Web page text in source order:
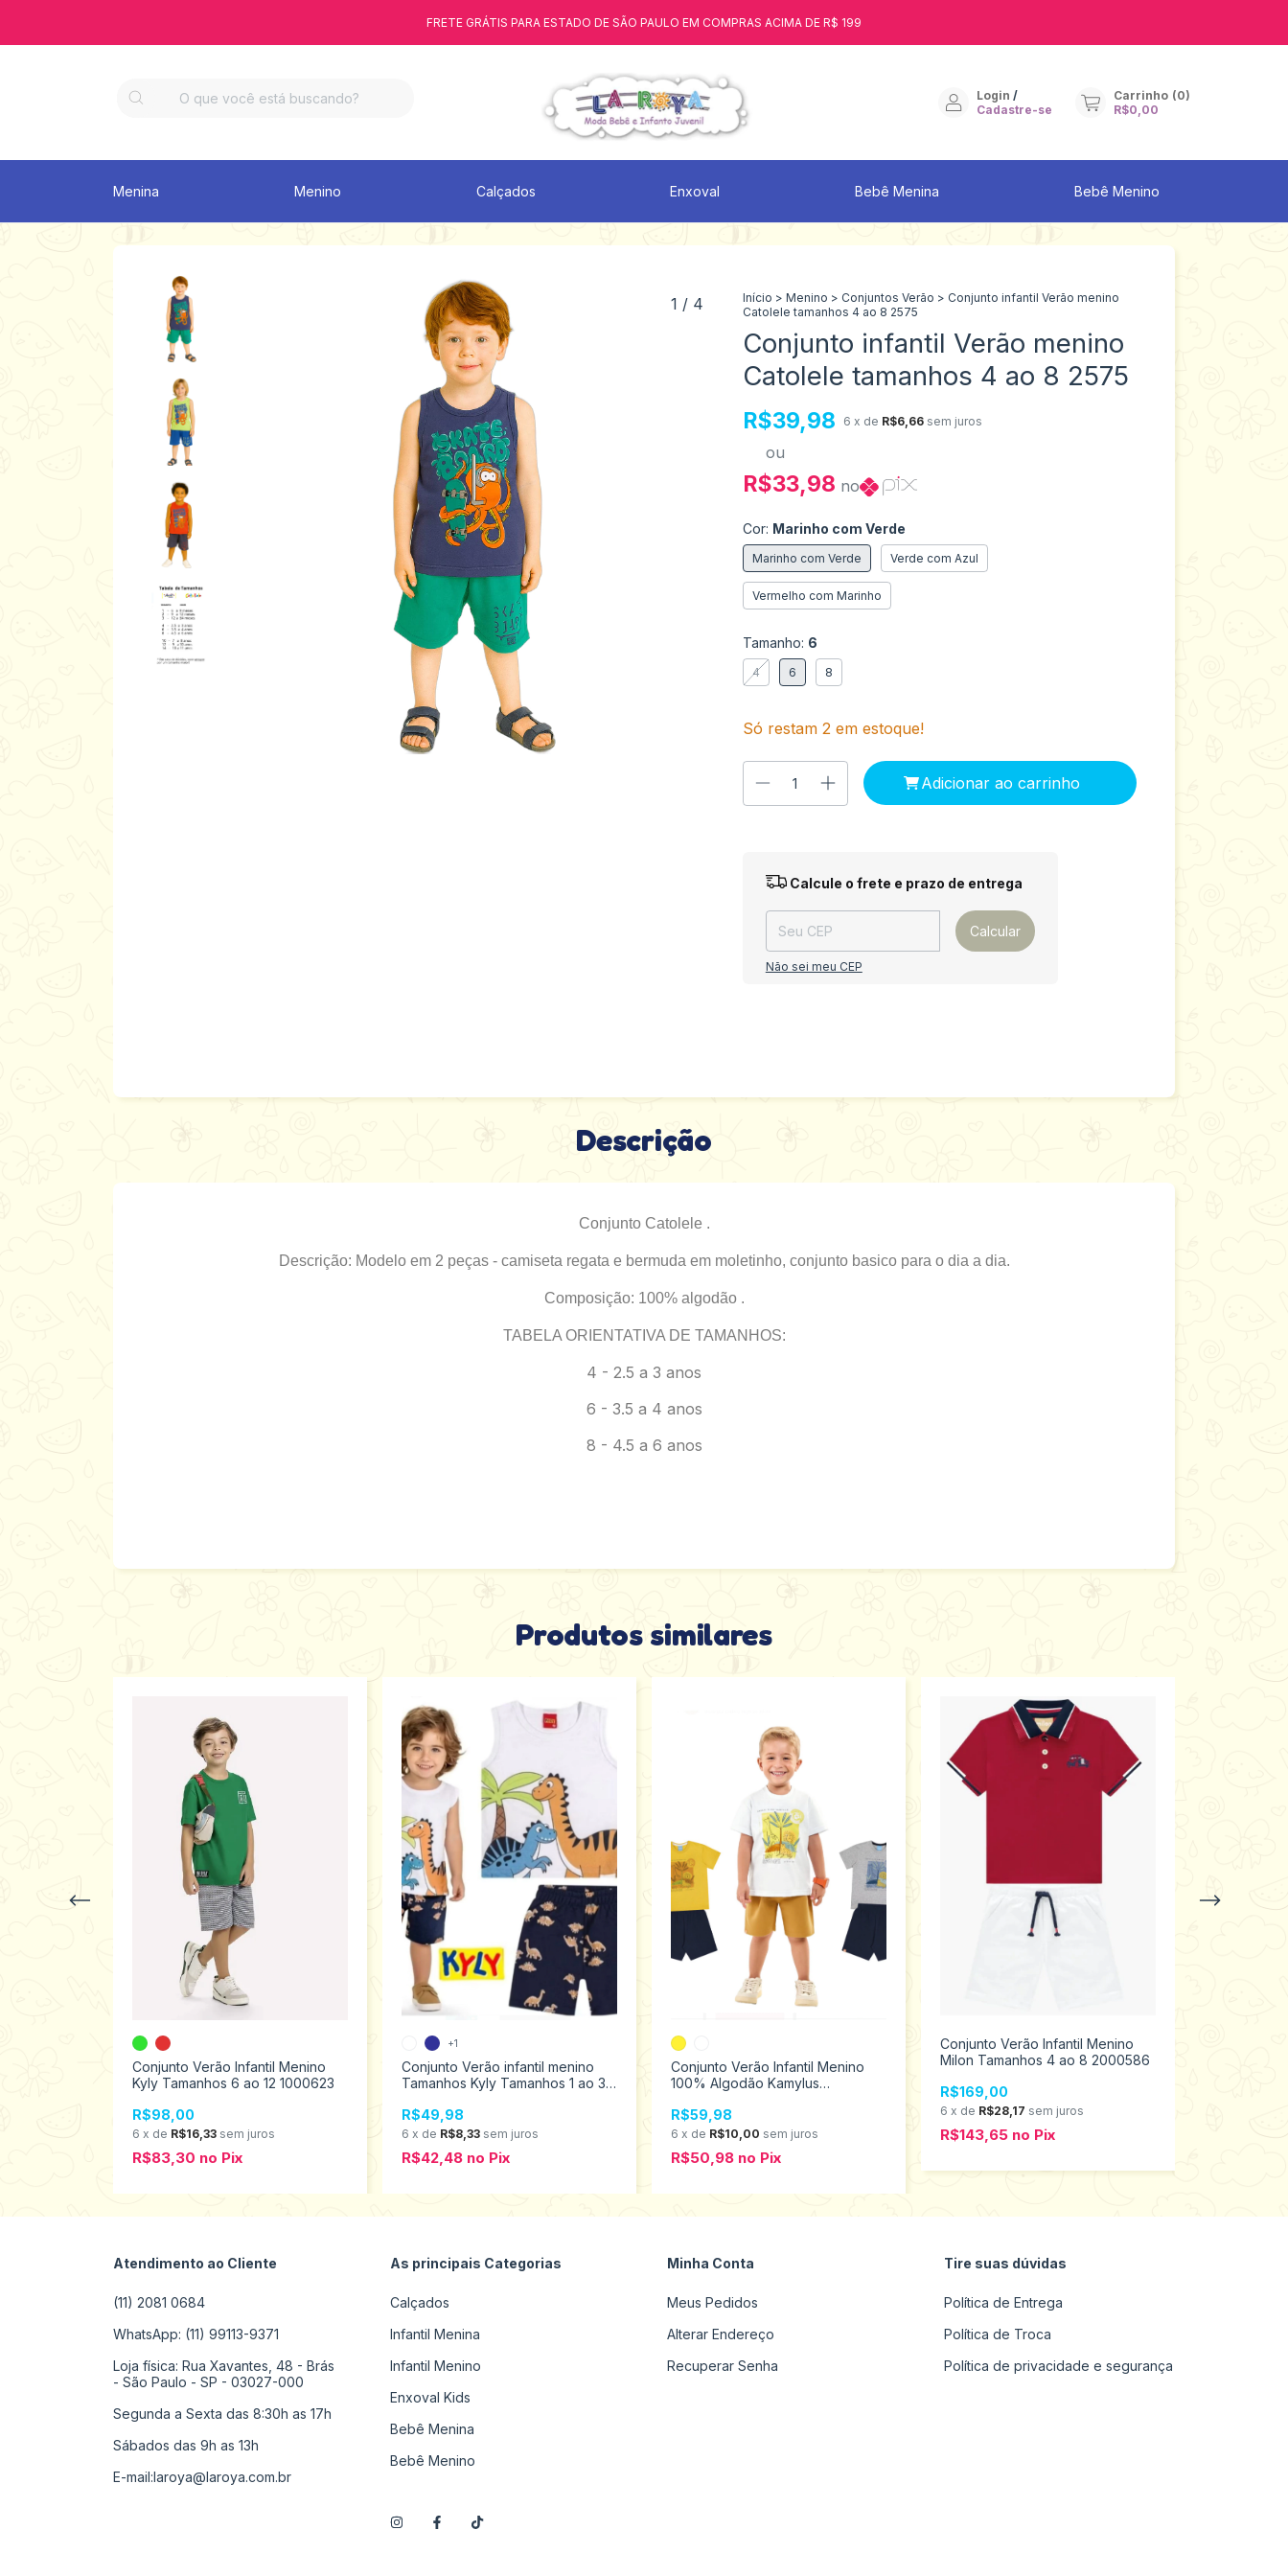
FRETE GRÁTIS PARA ESTADO DE SÃO PAULO EM COMPRAS ACIMA DE R$ 199
Login /
Cadastre-se
Carrinho (0)
R$0,00
Menina Menino Calçados Enxoval Bebê Menina Bebê Menino
1 / 4 Início > Menino > Conjuntos Verão > Conjunto infantil Verão menino
Catolele tamanhos 4 ao 8 2575
Conjunto infantil Verão menino
Catolele tamanhos 4 ao 8 2575
R$39,98 6 x de R$6,66 sem juros
ou
R$33,98 no
Cor: Marinho com Verde
Marinho com Verde Verde com Azul
Vermelho com Marinho
Tamanho: 6
4 6 8
Só restam 2em estoque!
Entregas para o CEP: Alterar CEP
Calcule o frete e prazo de entrega
Calcular
Não sei meu CEP
Descrição
Conjunto Catolele .
Descrição: Modelo em 2 peças - camiseta regata e bermuda em moletinho, conjunto basico para o dia a dia.
Composição: 100% algodão .
TABELA ORIENTATIVA DE TAMANHOS:
4 - 2.5 a 3 anos
6 - 3.5 a 4 anos
8 - 4.5 a 6 anos
Produtos similares
Conjunto Verão Infantil Menino
Kyly Tamanhos 6 ao 12 1000623
R$98,00
6 x de R$16,33 sem juros
R$83,30 no Pix
Conjunto Verão infantil menino
Tamanhos Kyly Tamanhos 1 ao 3
R$49,98
6 x de R$8,33 sem juros
R$42,48 no Pix
+1
Conjunto Verão Infantil Menino
100% Algodão Kamylus
R$59,98
6 x de R$10,00 sem juros
R$50,98 no Pix
Conjunto Verão Infantil Menino
Milon Tamanhos 4 ao 8 2000586
R$169,00
6 x de R$28,17 sem juros
R$143,65 no Pix
Atendimento ao Cliente
(11) 2081 0684
WhatsApp: (11) 99113-9371
Loja física: Rua Xavantes, 48 - Brás
- São Paulo - SP - 03027-000
Segunda a Sexta das 8:30h as 17h
Sábados das 9h as 13h
E-mail:laroya@laroya.com.br
As principais Categorias
Calçados
Infantil Menina
Infantil Menino
Enxoval Kids
Bebê Menina
Bebê Menino
Minha Conta
Meus Pedidos
Alterar Endereço
Recuperar Senha
Tire suas dúvidas
Política de Entrega
Política de Troca
Política de privacidade e segurança